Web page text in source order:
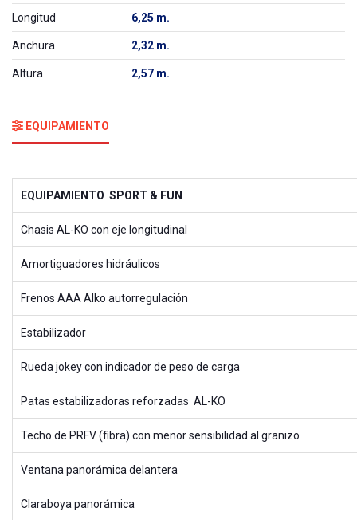
Longitud 6,25 m.
Anchura 2,32 m.
Altura 2,57 m.
EQUIPAMIENTO
EQUIPAMIENTO SPORT & FUN
Chasis AL-KO con eje longitudinal
Amortiguadores hidráulicos
Frenos AAA Alko autorregulación
Estabilizador
Rueda jokey con indicador de peso de carga
Patas estabilizadoras reforzadas AL-KO
Techo de PRFV (fibra) con menor sensibilidad al granizo
Ventana panorámica delantera
Claraboya panorámica